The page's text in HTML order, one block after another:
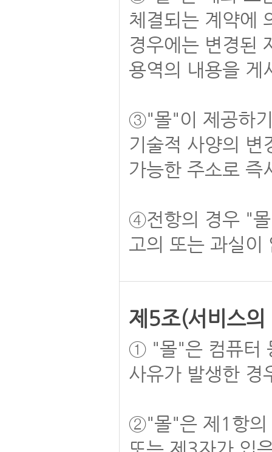
체결되는 계약에
경우에는 변경된
용역의 내용을 게
③"몰"이 제공하
기술적 사양의 변
가능한 주소로 즉
④전항의 경우 "
고의 또는 과실이
제5조(서비스의
① "몰"은 컴퓨터
사유가 발생한 경
②"몰"은 제1항의